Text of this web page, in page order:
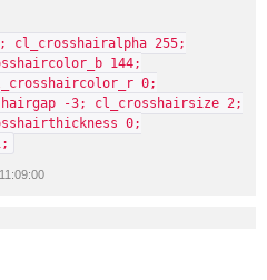
cl_crosshairalpha 255;
144;
0;
-3; cl_crosshairsize 2;
0;